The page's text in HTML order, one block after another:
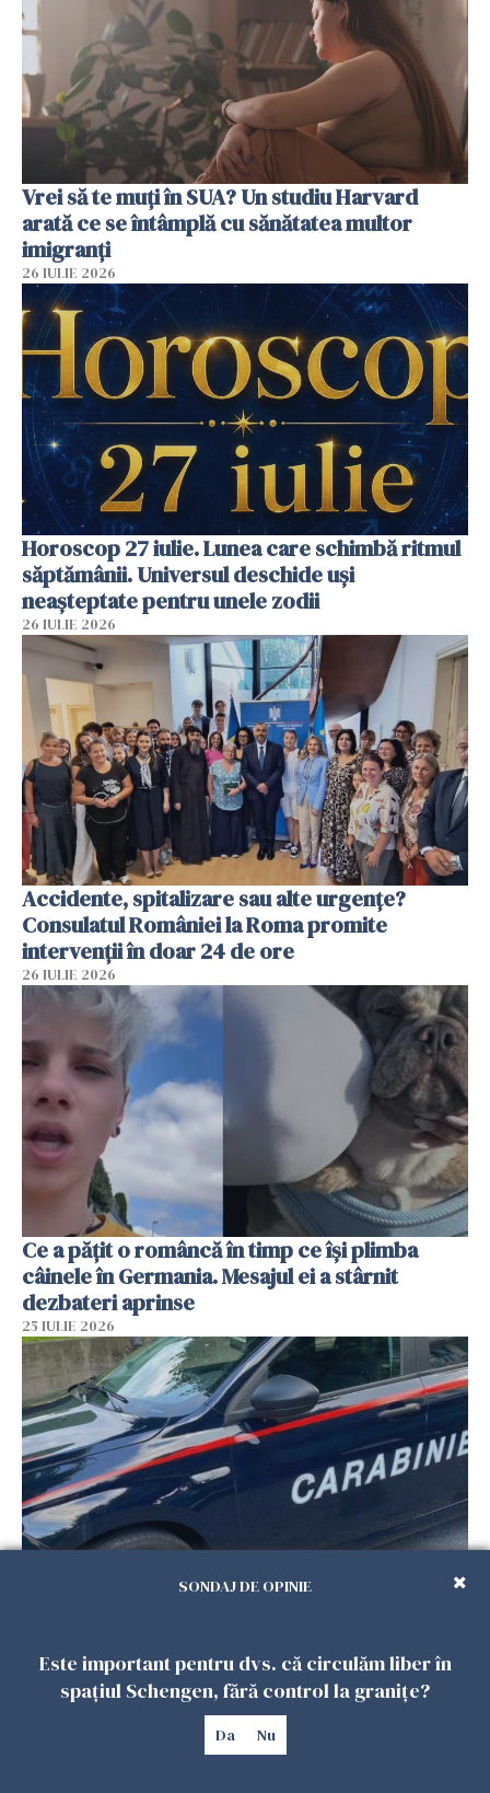
Vrei să te muți în SUA? Un studiu Harvard
arată ce se întâmplă cu sănătatea multor
imigranți
26 IULIE 2026
Horoscop 27 iulie. Lunea care schimbă ritmul
săptămânii. Universul deschide uși
neașteptate pentru unele zodii
26 IULIE 2026
Accidente, spitalizare sau alte urgențe?
Consulatul României la Roma promite
intervenții în doar 24 de ore
26 IULIE 2026
Ce a pățit o româncă în timp ce își plimba
câinele în Germania. Mesajul ei a stârnit
dezbateri aprinse
25 IULIE 2026
Româncă din Italia, acuzată că și-a lăsat copiii
au dat alarma
25 IULIE 2026
SONDAJ DE OPINIE
Este important pentru dvs. că circulăm liber în
spațiul Schengen, fără control la granițe?
Da Nu